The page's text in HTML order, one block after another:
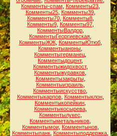
Комменты-спам
Комменты23,
Комменты25, Комменты39,
Комменты70, Комменты8,
Комменты9, Комменты97,
КомментыВалдор,
КомментыГеоргиевская
КомментыЖЖ, КомментыЮтюб,
Комментыаноны
Комментыгерманец
Комментыдоцент,
Комментыжидохвост,
Комментыжуравков
Комментызакрыты,
Комментыизраиль,
Комментыискусство
Комментыкарпов, Комментыклон,
Комментыкопейкин
Комментыкосырева,
Комментылукес
Комментыметальников
Комментымои, Комментынов,
Комментыпанк Комментыподдержка